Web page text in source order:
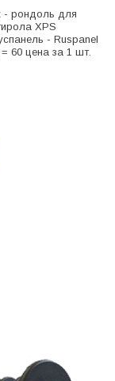
- рондоль для
XPS
- Ruspanel
60 цена за 1 шт.